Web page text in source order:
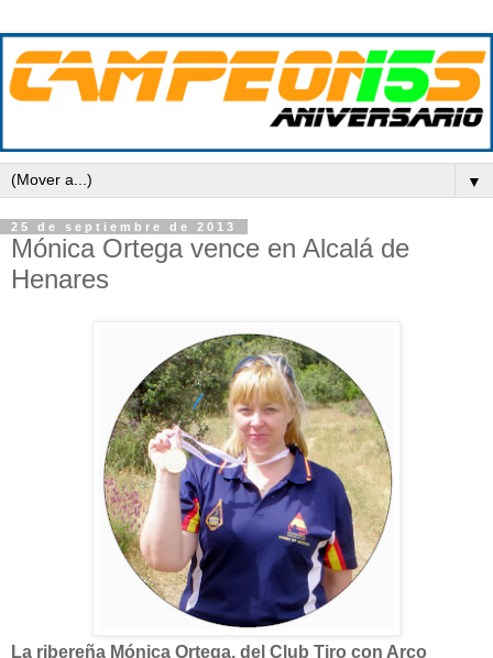
▼
25 de septiembre de 2013
Mónica Ortega vence en Alcalá de
Henares
La ribereña Mónica Ortega, del Club Tiro con Arco